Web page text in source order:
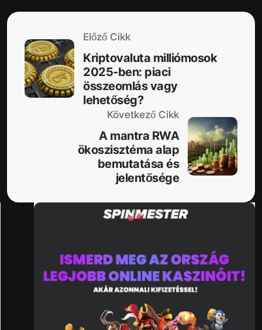
Előző Cikk
Kriptovaluta milliómosok
2025-ben: piaci
összeomlás vagy
lehetőség?
Következő Cikk
A mantra RWA
ökoszisztéma alap
bemutatása és
jelentősége